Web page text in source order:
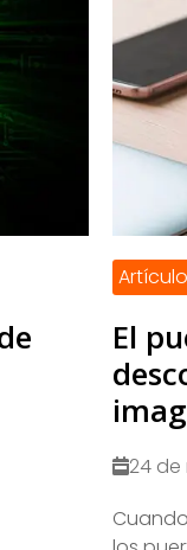
El
24 de